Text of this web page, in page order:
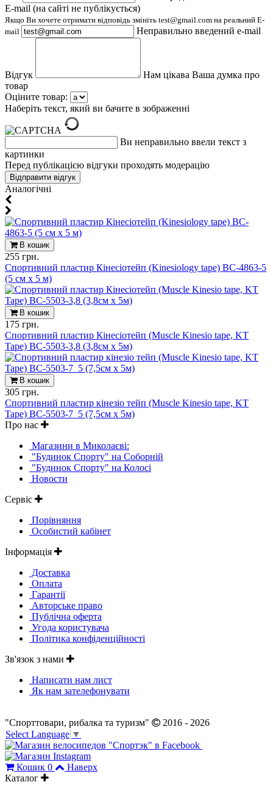
E-mail (на сайті не публікується)
Якщо Ви хочете отримати відповідь змініть test@gmail.com на реальний E-
mail
Неправильно введений e-mail
Відгук
Нам цікава Ваша думка про
товар
Оціните товар:
Наберіть текст, який ви бачите в зображенні
Ви неправильно ввели текст з
картинки
Перед публікацією відгуки проходять модерацію
Aналогічні
В кошик
255 грн.
Спортивний пластир Кінеcіотейп (Kinesiology tape) BC-4863-5
(5 см х 5 м)
В кошик
175 грн.
Спортивний пластир Кінеcіотейп (Muscle Kinesio tape, KT
Tape) BC-5503-3,8 (3,8см х 5м)
В кошик
305 грн.
Спортивний пластир кінезіо тейп (Muscle Kinesio tape, KT
Tape) BC-5503-7_5 (7,5см х 5м)
Про нас
Магазини в Миколаєві:
"Будинок Спорту" на Соборній
"Будинок Спорту" на Колосі
Новости
Сервіс
Порівняння
Особистий кабінет
Інформація
Доставка
Оплата
Гарантії
Авторське право
Публічна оферта
Угода користувача
Політика конфіденційності
Зв'язок з нами
Написати нам лист
Як нам зателефонувати
"Спорттовари, рибалка та туризм"
2016 - 2026
Select Language ▼
Кошик 0
Наверх
Каталог